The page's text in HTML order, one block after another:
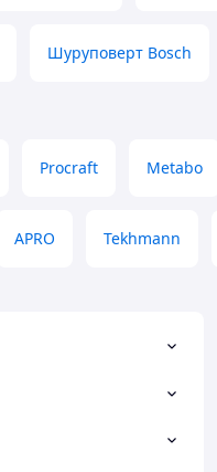
Шуруповерт Bosch
Procraft Metabo
APRO Tekhmann